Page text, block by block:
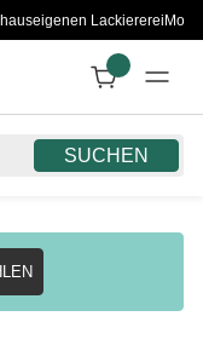
Lackiererei
SUCHEN